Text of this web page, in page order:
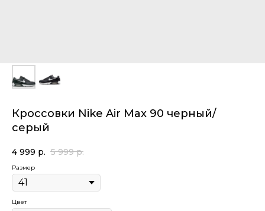
Кроссовки Nike Air Max 90 черный/
серый
4 999 р. 5 999 р.
Размер
Цвет